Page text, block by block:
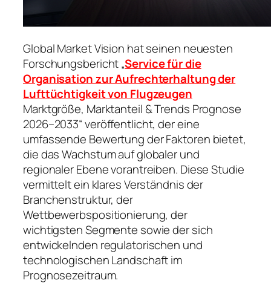
Global Market Vision hat seinen neuesten
Forschungsbericht „Service für die
Organisation zur Aufrechterhaltung der
Lufttüchtigkeit von Flugzeugen
Marktgröße, Marktanteil & Trends Prognose
2026–2033“ veröffentlicht, der eine
umfassende Bewertung der Faktoren bietet,
die das Wachstum auf globaler und
regionaler Ebene vorantreiben. Diese Studie
vermittelt ein klares Verständnis der
Branchenstruktur, der
Wettbewerbspositionierung, der
wichtigsten Segmente sowie der sich
entwickelnden regulatorischen und
technologischen Landschaft im
Prognosezeitraum.